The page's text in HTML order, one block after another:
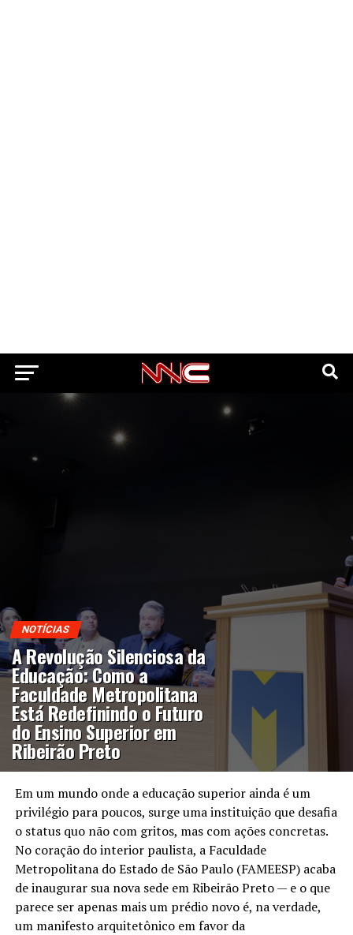
NOTÍCIAS
A Revolução Silenciosa da
Educação: Como a
Faculdade Metropolitana
Está Redefinindo o Futuro
do Ensino Superior em
Ribeirão Preto
Em um mundo onde a educação superior ainda é um
privilégio para poucos, surge uma instituição que desafia
o status quo não com gritos, mas com ações concretas.
No coração do interior paulista, a Faculdade
Metropolitana do Estado de São Paulo (FAMEESP) acaba
de inaugurar sua nova sede em Ribeirão Preto — e o que
parece ser apenas mais um prédio novo é, na verdade,
um manifesto arquitetônico em favor da